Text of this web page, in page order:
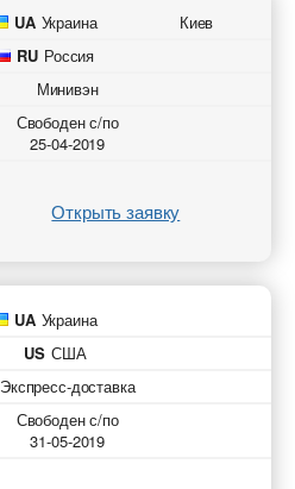
UA Украина Киев
RU Россия
Минивэн
Свободен с/по
25-04-2019
Открыть заявку
UA Украина
US США
Экспресс-доставка
Свободен с/по
31-05-2019